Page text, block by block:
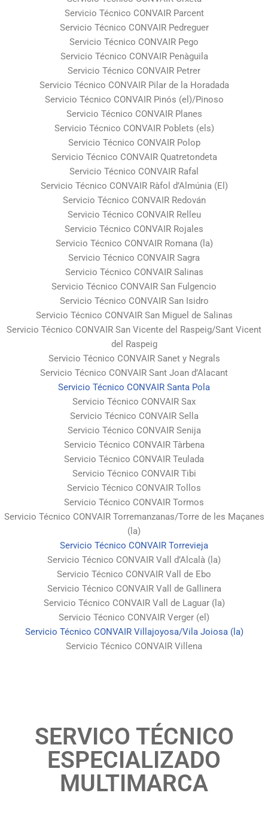
Servicio Técnico CONVAIR Parcent
Servicio Técnico CONVAIR Pedreguer
Servicio Técnico CONVAIR Pego
Servicio Técnico CONVAIR Penàguila
Servicio Técnico CONVAIR Petrer
Servicio Técnico CONVAIR Pilar de la Horadada
Servicio Técnico CONVAIR Pinós (el)/Pinoso
Servicio Técnico CONVAIR Planes
Servicio Técnico CONVAIR Poblets (els)
Servicio Técnico CONVAIR Polop
Servicio Técnico CONVAIR Quatretondeta
Servicio Técnico CONVAIR Rafal
Servicio Técnico CONVAIR Ràfol d’Almúnia (El)
Servicio Técnico CONVAIR Redován
Servicio Técnico CONVAIR Relleu
Servicio Técnico CONVAIR Rojales
Servicio Técnico CONVAIR Romana (la)
Servicio Técnico CONVAIR Sagra
Servicio Técnico CONVAIR Salinas
Servicio Técnico CONVAIR San Fulgencio
Servicio Técnico CONVAIR San Isidro
Servicio Técnico CONVAIR San Miguel de Salinas
Servicio Técnico CONVAIR San Vicente del Raspeig/Sant Vicent
del Raspeig
Servicio Técnico CONVAIR Sanet y Negrals
Servicio Técnico CONVAIR Sant Joan d’Alacant
Servicio Técnico CONVAIR Santa Pola
Servicio Técnico CONVAIR Sax
Servicio Técnico CONVAIR Sella
Servicio Técnico CONVAIR Senija
Servicio Técnico CONVAIR Tàrbena
Servicio Técnico CONVAIR Teulada
Servicio Técnico CONVAIR Tibi
Servicio Técnico CONVAIR Tollos
Servicio Técnico CONVAIR Tormos
Servicio Técnico CONVAIR Torremanzanas/Torre de les Maçanes
(la)
Servicio Técnico CONVAIR Torrevieja
Servicio Técnico CONVAIR Vall d’Alcalà (la)
Servicio Técnico CONVAIR Vall de Ebo
Servicio Técnico CONVAIR Vall de Gallinera
Servicio Técnico CONVAIR Vall de Laguar (la)
Servicio Técnico CONVAIR Verger (el)
Servicio Técnico CONVAIR Villajoyosa/Vila Joiosa (la)
Servicio Técnico CONVAIR Villena
SERVICO TÉCNICO
ESPECIALIZADO
MULTIMARCA